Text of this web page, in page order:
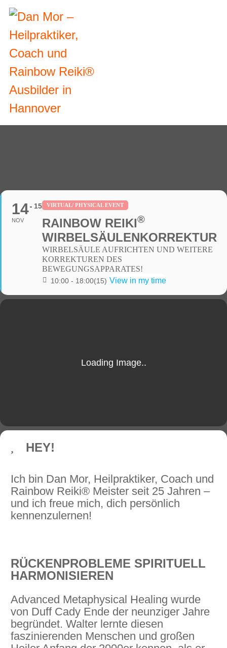
14
NOV
15 VIRTUAL/ PHYSICAL EVENT
RAINBOW REIKI®
WIRBELSÄULENKORREKTUR
WIRBELSÄULE AUFRICHTEN UND WEITERE
KORREKTUREN DES
BEWEGUNGSAPPARATES!
10:00 - 18:00(15) View in my time
HEY!
Ich bin Dan Mor, Heilpraktiker, Coach und
Rainbow Reiki® Meister seit 25 Jahren –
und ich freue mich, dich persönlich
kennenzulernen!
RÜCKENPROBLEME SPIRITUELL
HARMONISIEREN
Advanced Metaphysical Healing wurde
von Duff Cady Ende der neunziger Jahre
begründet. Walter lernte diesen
faszinierenden Menschen und großen